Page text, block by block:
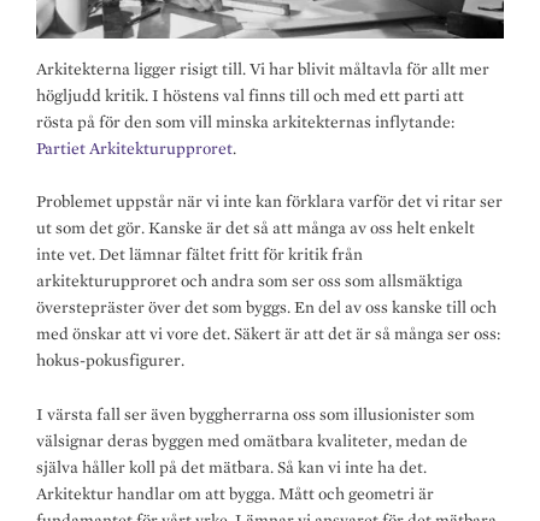
Arkitekterna ligger risigt till. Vi har blivit måltavla för allt mer
högljudd kritik. I höstens val finns till och med ett parti att
rösta på för den som vill minska arkitekternas inflytande:
Partiet Arkitekturupproret.
Problemet uppstår när vi inte kan förklara varför det vi ritar ser
ut som det gör. Kanske är det så att många av oss helt enkelt
inte vet. Det lämnar fältet fritt för kritik från
arkitekturupproret och andra som ser oss som allsmäktiga
överstepräster över det som byggs. En del av oss kanske till och
med önskar att vi vore det. Säkert är att det är så många ser oss:
hokus-pokusfigurer.
I värsta fall ser även byggherrarna oss som illusionister som
välsignar deras byggen med omätbara kvaliteter, medan de
själva håller koll på det mätbara. Så kan vi inte ha det.
Arkitektur handlar om att bygga. Mått och geometri är